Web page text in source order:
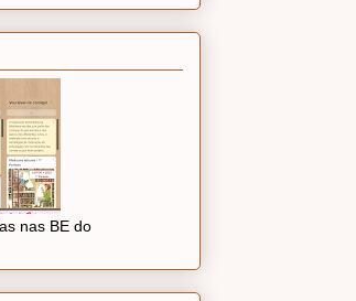
nas BE do